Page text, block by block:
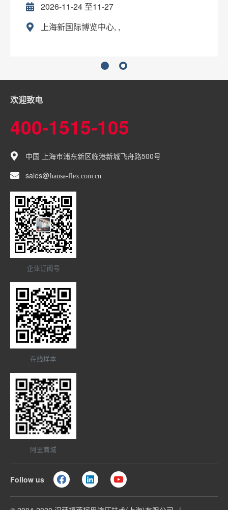
2026-11-24 至11-27
上海新国际博览中心, ,
欢迎致电
400-1515-105
中国 上海市浦东新区临港新城飞舟路500号
sales
hansa-flex com cn
企业订阅号
在线样本
阿里商城
Follow us